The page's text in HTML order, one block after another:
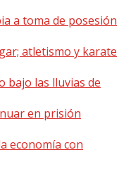
a toma de posesión
atletismo y karate
bajo las lluvias de
en prisión
economía con